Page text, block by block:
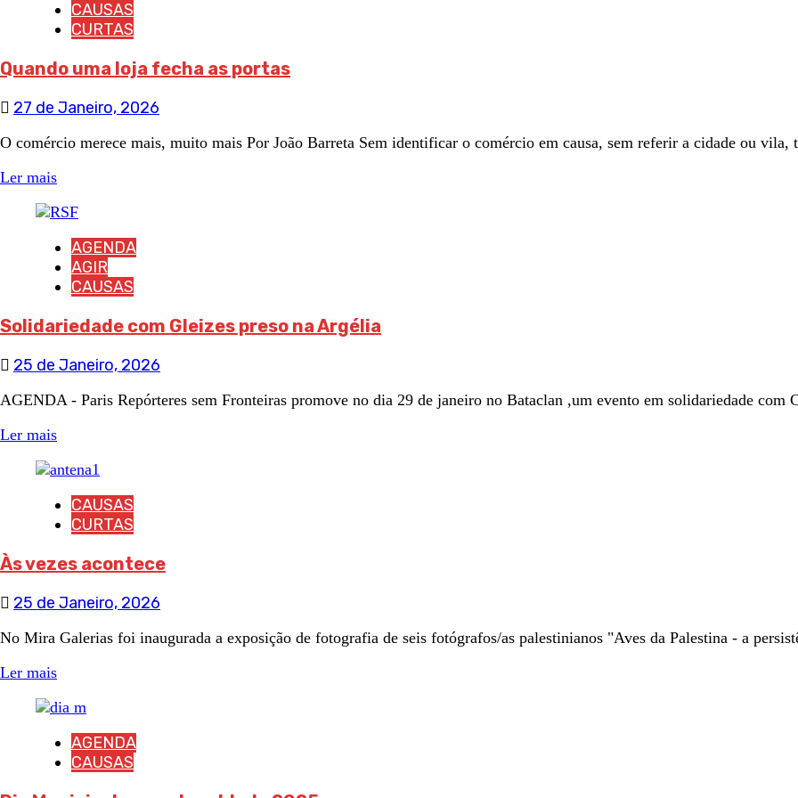
CAUSAS
CURTAS
Quando uma loja fecha as portas
27 de Janeiro, 2026
O comércio merece mais, muito mais Por João Barreta Sem identificar o comércio em causa, sem referir a cidade ou vila,
Ler mais
AGENDA
AGIR
CAUSAS
Solidariedade com Gleizes preso na Argélia
25 de Janeiro, 2026
AGENDA - Paris Repórteres sem Fronteiras promove no dia 29 de janeiro no Bataclan ,um evento em solidariedade com
Ler mais
CAUSAS
CURTAS
Às vezes acontece
25 de Janeiro, 2026
No Mira Galerias foi inaugurada a exposição de fotografia de seis fotógrafos/as palestinianos "Aves da Palestina - a
Ler mais
AGENDA
CAUSAS